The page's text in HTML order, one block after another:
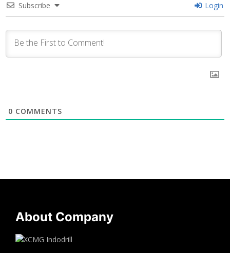
Subscribe Login
0 COMMENTS
About Company